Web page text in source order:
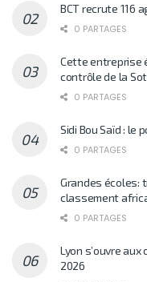
BCT recrute 116
0 PARTAGES
Cette entreprise
contrôle de la
0 PARTAGES
Sidi Bou Saïd : le
0 PARTAGES
Grandes écoles:
classement
0 PARTAGES
Lyon s’ouvre
2026